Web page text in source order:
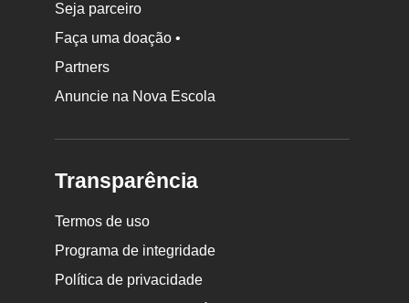
Seja parceiro
Faça uma doação •
Partners
Anuncie na Nova Escola
Transparência
Termos de uso
Programa de integridade
Política de privacidade